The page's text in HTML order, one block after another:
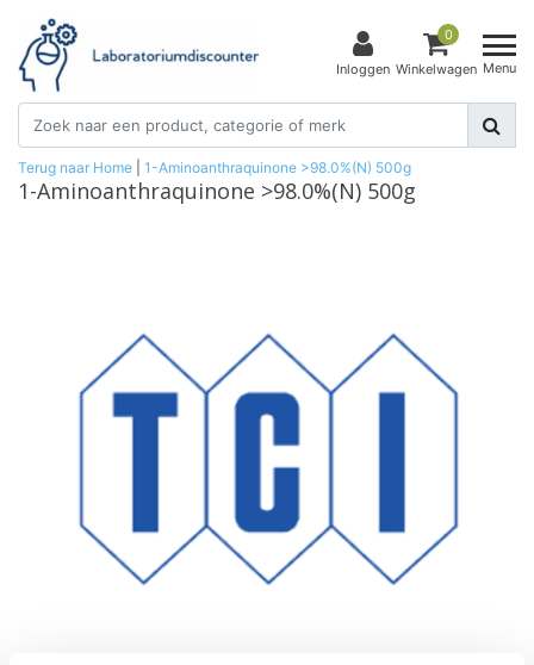
Inloggen
0
Winkelwagen Menu
Terug naar Home 1-Aminoanthraquinone >98.0%(N) 500g
1-Aminoanthraquinone >98.0%(N) 500g